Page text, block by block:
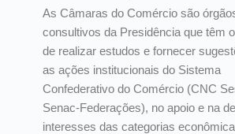
As Câmaras do Comércio são
consultivos da Presidência que têm
de realizar estudos e fornecer
as ações institucionais do Sistema
Confederativo do Comércio (CNC
Senac-Federações), no apoio e na
interesses das categorias